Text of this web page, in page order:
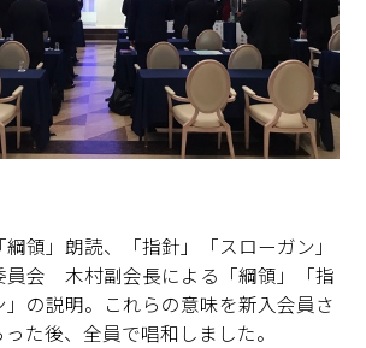
領」朗読、「指針」「スローガン」
員会 木村副会長による「綱領」「指
の説明。これらの意味を新入会員さ
た後、全員で唱和しました。